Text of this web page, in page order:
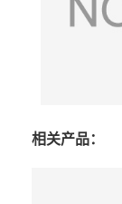
相关产品：